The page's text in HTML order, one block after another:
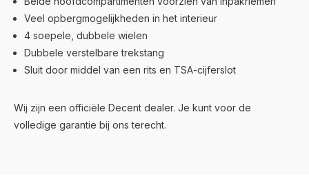
Veel opbergmogelijkheden in het interieur
4 soepele, dubbele wielen
Dubbele verstelbare trekstang
Sluit door middel van een rits en TSA-cijferslot
Wij zijn een officiële Decent dealer. Je kunt voor de
volledige garantie bij ons terecht.